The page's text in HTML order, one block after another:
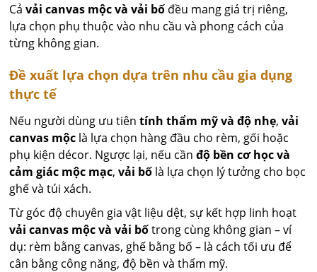
Cảvải canvas mộc và vải bố đều mang giá trị riêng,
lựa chọn phụ thuộc vào nhu cầu và phong cách của
từng không gian.
Đề xuất lựa chọn dựa trên nhu cầu gia dụng
thực tế
Nếu người dùng ưu tiêntính thẩm mỹ và độ nhẹ,vải
canvas mộc là lựa chọn hàng đầu cho rèm, gối hoặc
phụ kiện décor. Ngược lại, nếu cầnđộ bền cơ học và
cảm giác mộc mạc,vải bố là lựa chọn lý tưởng cho bọc
ghế và túi xách.
Từ góc độ chuyên gia vật liệu dệt, sự kết hợp linh hoạt
vải canvas mộc và vải bốtrong cùng không gian – ví
dụ: rèm bằng canvas, ghế bằng bố – là cách tối ưu để
cân bằng công năng, độ bền và thẩm mỹ.